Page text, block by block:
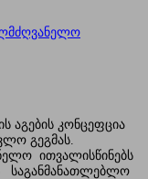
აგების კონცეფცია
გეგმას.
ითვალისწინებს
საგანმანათლებლო